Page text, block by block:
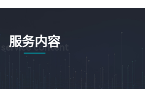
服务内容
service content